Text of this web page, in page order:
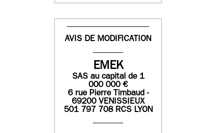
AVIS DE MODIFICATION
EMEK
SASau capital de 1
000 000€
6 rue Pierre Timbaud -
69200 VENISSIEUX
501 797 708 RCS LYON